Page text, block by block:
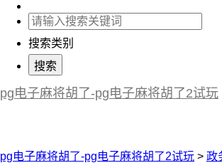
搜索类别
pg电子麻将胡了-pg电子麻将胡了2试玩
pg电子麻将胡了-pg电子麻将胡了2试玩 > 政